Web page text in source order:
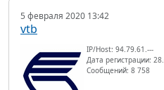
5 февраля 2020 13:42
vtb
IP/Host: 94.79.61.---
Дата регистрации:
Сообщений: 8 758